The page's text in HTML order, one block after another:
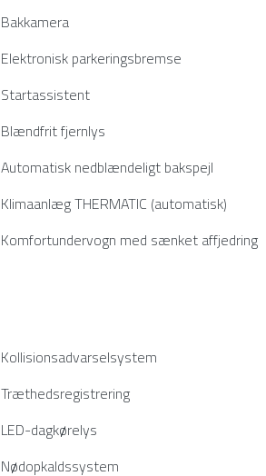
Bakkamera
Elektronisk parkeringsbremse
Startassistent
Blændfrit fjernlys
Automatisk nedblændeligt bakspejl
Klimaanlæg THERMATIC (automatisk)
Komfortundervogn med sænket affjedring
Kollisionsadvarselsystem
Træthedsregistrering
LED-dagkørelys
Nødopkaldssystem